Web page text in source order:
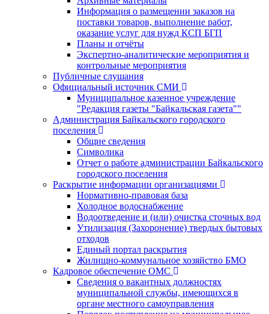
Информация о размещении заказов на
поставки товаров, выполнение работ,
оказание услуг для нужд КСП БГП
Планы и отчёты
Экспертно-аналитические мероприятия и
контрольные мероприятия
Публичные слушания
Официальный источник СМИ
Муниципальное казенное учреждение
"Редакция газеты "Байкальская газета""
Администрация Байкальского городского
поселения
Общие сведения
Символика
Отчет о работе администрации Байкальского
городского поселения
Раскрытие информации организациями
Нормативно-правовая база
Холодное водоснабжение
Водоотведение и (или) очистка сточных вод
Утилизация (Захоронение) твердых бытовых
отходов
Единый портал раскрытия
Жилищно-коммунальное хозяйство БМО
Кадровое обеспечение ОМС
Сведения о вакантных должностях
муниципальной службы, имеющихся в
органе местного самоуправления